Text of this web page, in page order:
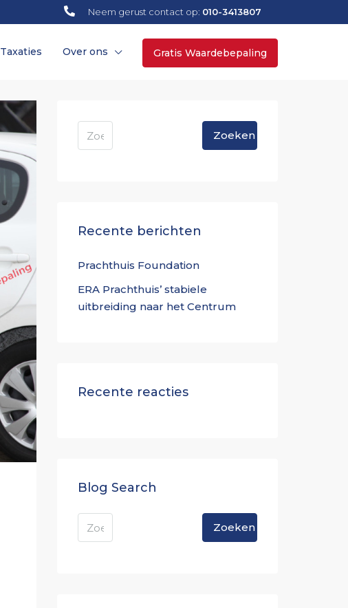
Neem gerust contact op: 010-3413807
Taxaties Over ons Gratis Waardebepaling
Zoeken
Recente berichten
Prachthuis Foundation
ERA Prachthuis’ stabiele
uitbreiding naar het Centrum
Recente reacties
Blog Search
Zoeken